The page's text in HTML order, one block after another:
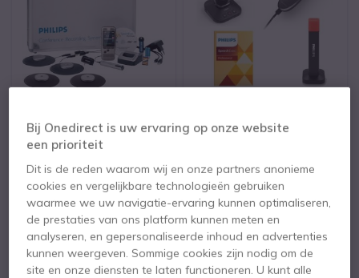
5 van 1 Reviews
1.195,65 €
1.080,95 € ex. BTW -10%
met SE Pro Dictate
499,95 € ex. BTW
Bij Onedirect is uw ervaring op onze website
een prioriteit
Dit is de reden waarom wij en onze partners anonieme
cookies en vergelijkbare technologieën gebruiken
waarmee we uw navigatie-ervaring kunnen optimaliseren,
de prestaties van ons platform kunnen meten en
analyseren, en gepersonaliseerde inhoud en advertenties
kunnen weergeven. Sommige cookies zijn nodig om de
site en onze diensten te laten functioneren. U kunt alle